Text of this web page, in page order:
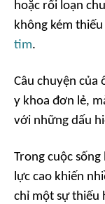
hoặc rối loạn
không kém
tim.
Câu chuyện của
y khoa đơn lẻ,
với những dấu
Trong cuộc
lực cao khiến
chỉ một sự thiếu